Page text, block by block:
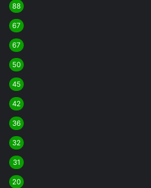
88
67
67
50
45
42
36
32
31
20